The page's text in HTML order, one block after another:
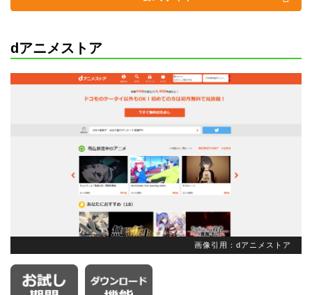
dアニメストア
画像引用：dアニメストア